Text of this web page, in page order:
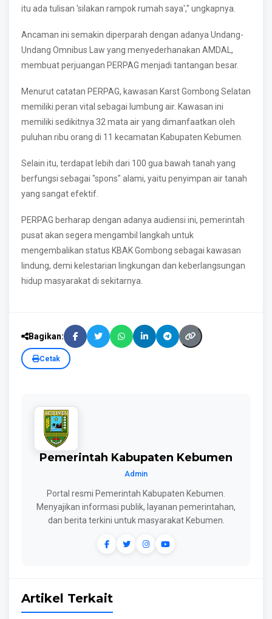
itu ada tulisan 'silakan rampok rumah saya'," ungkapnya.
Ancaman ini semakin diperparah dengan adanya Undang-
Undang Omnibus Law yang menyederhanakan AMDAL,
membuat perjuangan PERPAG menjadi tantangan besar.
Menurut catatan PERPAG, kawasan Karst Gombong Selatan
memiliki peran vital sebagai lumbung air. Kawasan ini
memiliki sedikitnya 32 mata air yang dimanfaatkan oleh
puluhan ribu orang di 11 kecamatan Kabupaten Kebumen.
Selain itu, terdapat lebih dari 100 gua bawah tanah yang
berfungsi sebagai "spons" alami, yaitu penyimpan air tanah
yang sangat efektif.
PERPAG berharap dengan adanya audiensi ini, pemerintah
pusat akan segera mengambil langkah untuk
mengembalikan status KBAK Gombong sebagai kawasan
lindung, demi kelestarian lingkungan dan keberlangsungan
hidup masyarakat di sekitarnya.
Bagikan:
Cetak
Pemerintah Kabupaten Kebumen
Admin
Portal resmi Pemerintah Kabupaten Kebumen.
Menyajikan informasi publik, layanan pemerintahan,
dan berita terkini untuk masyarakat Kebumen.
Artikel Terkait